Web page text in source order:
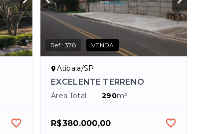
Ref.:378 VENDA
Atibaia/SP
EXCELENTE TERRENO
Área Total 290m²
R$380.000,00